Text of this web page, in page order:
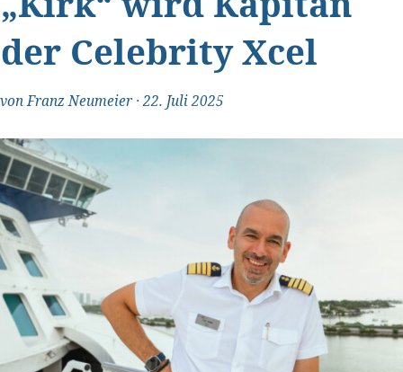
der Celebrity Xcel
vonFranz Neumeier·22. Juli 2025